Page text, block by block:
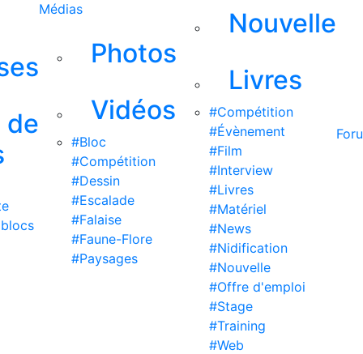
de
Médias
Photos
Vidéos
#Bloc
#Compétition
#Dessin
#Escalade
#Falaise
#Faune-Flore
#Paysages
Nouvelle
Livres
#Compétition
#Évènement
#Film
#Interview
#Livres
#Matériel
#News
#Nidification
#Nouvelle
#Offre d'emploi
#Stage
#Training
#Web